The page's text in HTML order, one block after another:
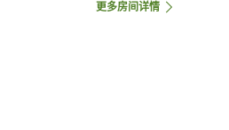
更多房间详情